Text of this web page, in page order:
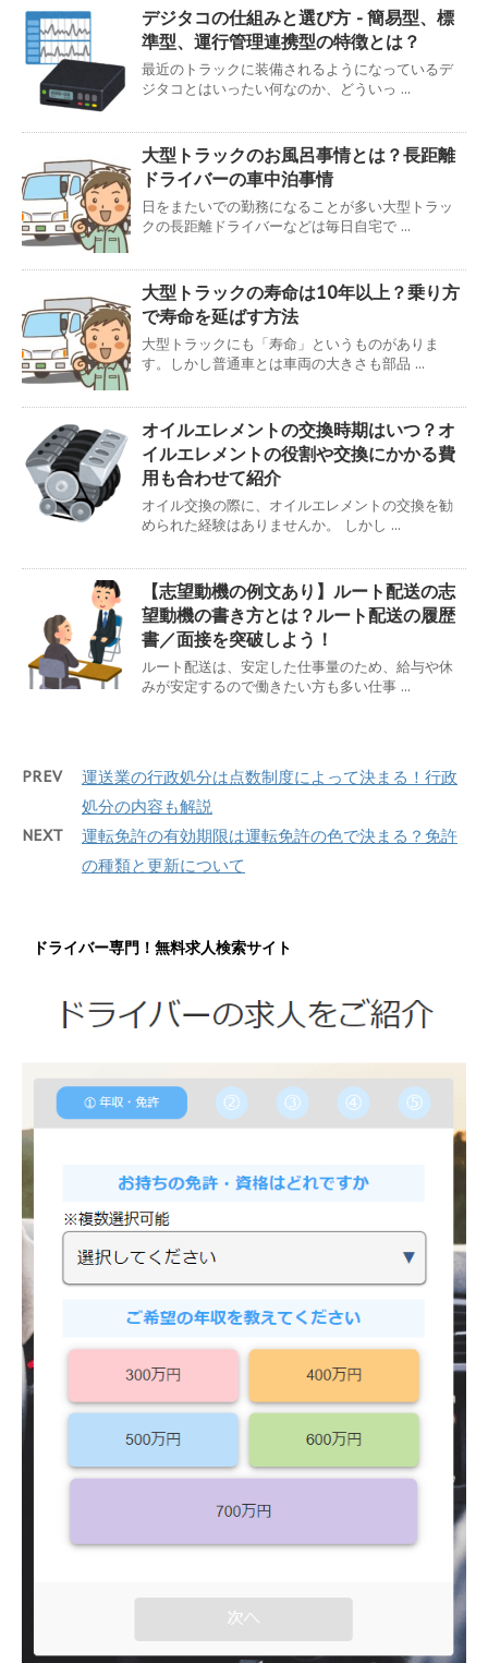
デジタコの仕組みと選び方 - 簡易型、標
準型、運行管理連携型の特徴とは？
最近のトラックに装備されるようになっているデ
ジタコとはいったい何なのか、どういっ ...
大型トラックのお風呂事情とは？長距離
ドライバーの車中泊事情
日をまたいでの勤務になることが多い大型トラッ
クの長距離ドライバーなどは毎日自宅で ...
大型トラックの寿命は10年以上？乗り方
で寿命を延ばす方法
大型トラックにも「寿命」というものがありま
す。しかし普通車とは車両の大きさも部品 ...
オイルエレメントの交換時期はいつ？オ
イルエレメントの役割や交換にかかる費
用も合わせて紹介
オイル交換の際に、オイルエレメントの交換を勧
められた経験はありませんか。 しかし ...
【志望動機の例文あり】ルート配送の志
望動機の書き方とは？ルート配送の履歴
書／面接を突破しよう！
ルート配送は、安定した仕事量のため、給与や休
みが安定するので働きたい方も多い仕事 ...
PREV
運送業の行政処分は点数制度によって決まる！行政
処分の内容も解説
NEXT
運転免許の有効期限は運転免許の色で決まる？免許
の種類と更新について
ドライバー専門！無料求人検索サイト